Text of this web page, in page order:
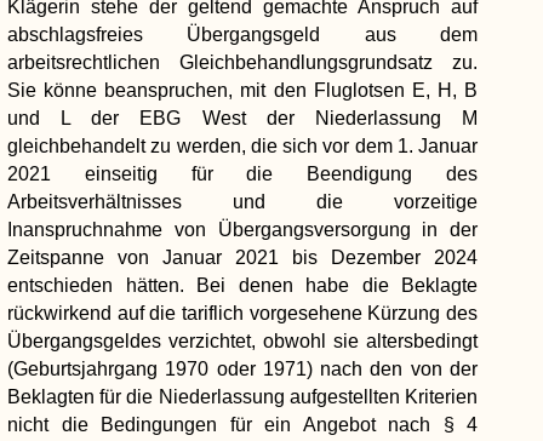
Klägerin stehe der geltend gemachte Anspruch auf
abschlagsfreies Übergangsgeld aus dem
arbeitsrechtlichen Gleichbehandlungsgrundsatz zu.
Sie könne beanspruchen, mit den Fluglotsen E, H, B
und L der EBG West der Niederlassung M
gleichbehandelt zu werden, die sich vor dem 1. Januar
2021 einseitig für die Beendigung des
Arbeitsverhältnisses und die vorzeitige
Inanspruchnahme von Übergangsversorgung in der
Zeitspanne von Januar 2021 bis Dezember 2024
entschieden hätten. Bei denen habe die Beklagte
rückwirkend auf die tariflich vorgesehene Kürzung des
Übergangsgeldes verzichtet, obwohl sie altersbedingt
(Geburtsjahrgang 1970 oder 1971) nach den von der
Beklagten für die Niederlassung aufgestellten Kriterien
nicht die Bedingungen für ein Angebot nach § 4